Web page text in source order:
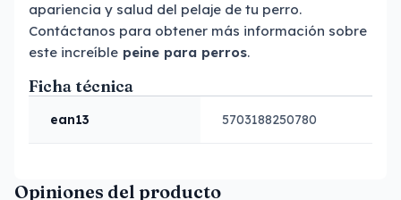
apariencia y salud del pelaje de tu perro.
Contáctanos para obtener más información sobre
este increíble peine para perros.
Ficha técnica
ean13 5703188250780
Opiniones del producto